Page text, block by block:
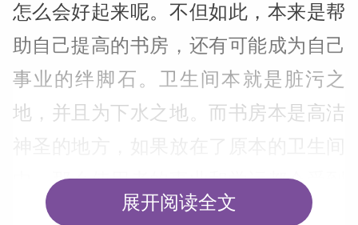
怎么会好起来呢。不但如此，本来是帮
助自己提高的书房，还有可能成为自己
事业的绊脚石。卫生间本就是脏污之
地，并且为下水之地。而书房本是高洁
中，那么使用者的事业和学运都会受到
玷污，飞黄腾达的几率就会变得小之又
展开阅读全文